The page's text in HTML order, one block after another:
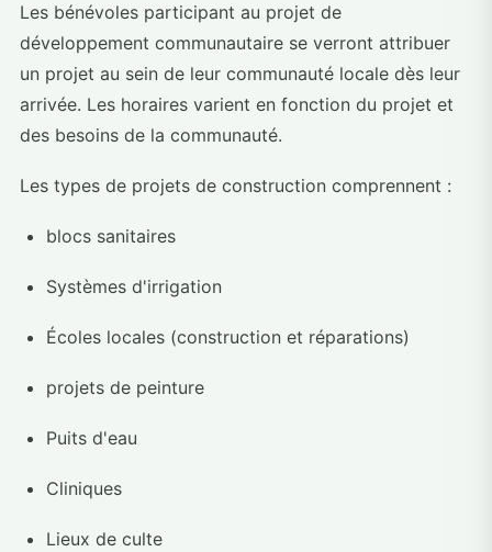
Les bénévoles participant au projet de
développement communautaire se verront attribuer
un projet au sein de leur communauté locale dès leur
arrivée. Les horaires varient en fonction du projet et
des besoins de la communauté.
Les types de projets de construction comprennent :
blocs sanitaires
Systèmes d'irrigation
Écoles locales (construction et réparations)
projets de peinture
Puits d'eau
Cliniques
Lieux de culte